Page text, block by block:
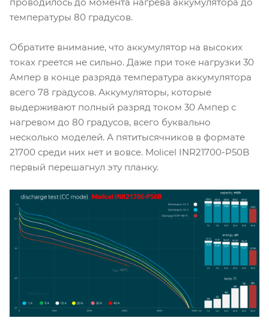
температуры 80 градусов.
Обратите внимание, что аккумулятор на высоких
токах греется не сильно. Даже при токе нагрузки 30
Ампер в конце разряда температура аккумулятора
всего 78 градусов. Аккумуляторы, которые
выдерживают полный разряд током 30 Ампер с
нагревом до 80 градусов, всего буквально
несколько моделей. А пятитысячников в формате
21700 среди них нет и вовсе. Molicel INR21700-P50B
первый перешагнул эту планку.